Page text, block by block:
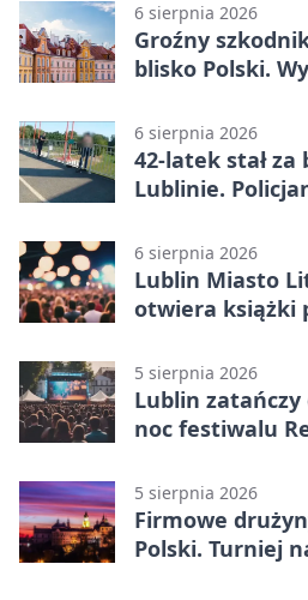
6 sierpnia 2026
Groźny
blisko Polski.
6 sierpnia 2026
42-latek stał
Lublinie.
6 sierpnia 2026
Lublin Miasto
otwiera książki
5 sierpnia 2026
Lublin
noc festiwalu
5 sierpnia 2026
Firmowe
Polski. Turniej